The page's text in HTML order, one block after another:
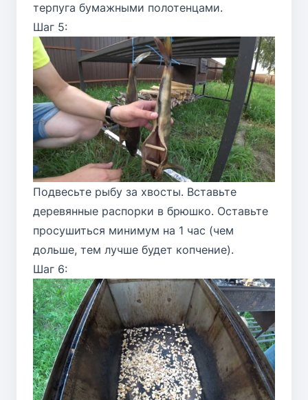
терпуга бумажными полотенцами.
Шаг 5:
Подвесьте рыбу за хвосты. Вставьте
деревянные распорки в брюшко. Оставьте
просушиться минимум на 1 час (чем
дольше, тем лучше будет копчение).
Шаг 6: